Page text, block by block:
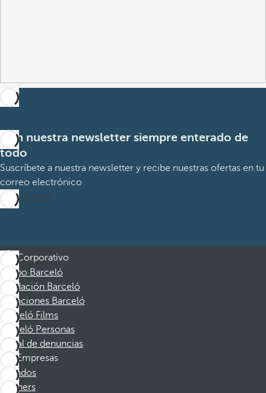
Con nuestra newsletter siempre enterado de
todo
Suscríbete a nuestra newsletter y recibe nuestras ofertas en tu
correo electrónico
Suscribirme
Corporativo
Grupo Barceló
Fundación Barceló
Vacaciones Barceló
Barceló Films
Barceló Personas
Canal de denuncias
Empresas
Afiliados
Partners